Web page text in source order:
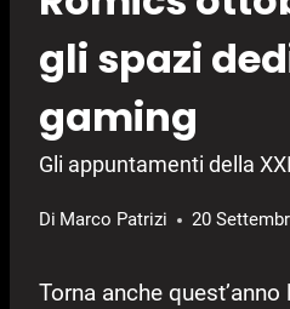
gli spazi
gaming
Gli appuntamenti della
Di Marco Patrizi 20
Torna anche quest’anno